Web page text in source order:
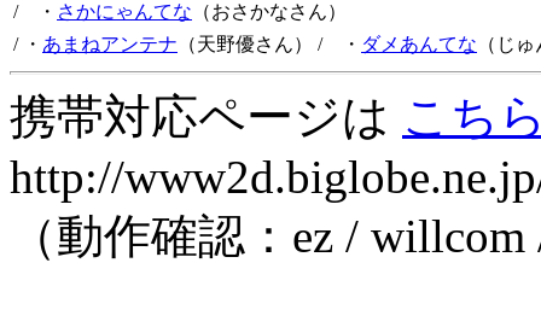
/ ・ さかにゃんてな （おさかなさん）
/ ・ あまねアンテナ （天野優さん） / ・ ダメあんてな （じ
携帯対応ページは こち
http://
（動作確認：ez /